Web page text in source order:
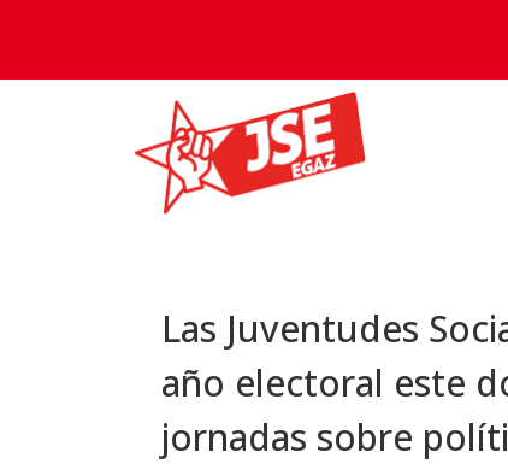
Las Juventudes
año electoral este
jornadas sobre